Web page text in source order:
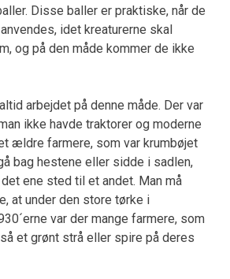
Disse baller er praktiske, når de
idet kreaturerne skal
og på den måde kommer de ikke
arbejdet på denne måde. Der var
ikke havde traktorer og moderne
ældre farmere, som var krumbøjet
bag hestene eller sidde i sadlen,
ene sted til et andet. Man må
at under den store tørke i
var der mange farmere, som
et grønt strå eller spire på deres